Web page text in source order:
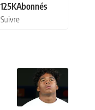
125KAbonnés
Suivre